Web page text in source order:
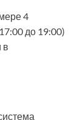
4
до 19:00)
в